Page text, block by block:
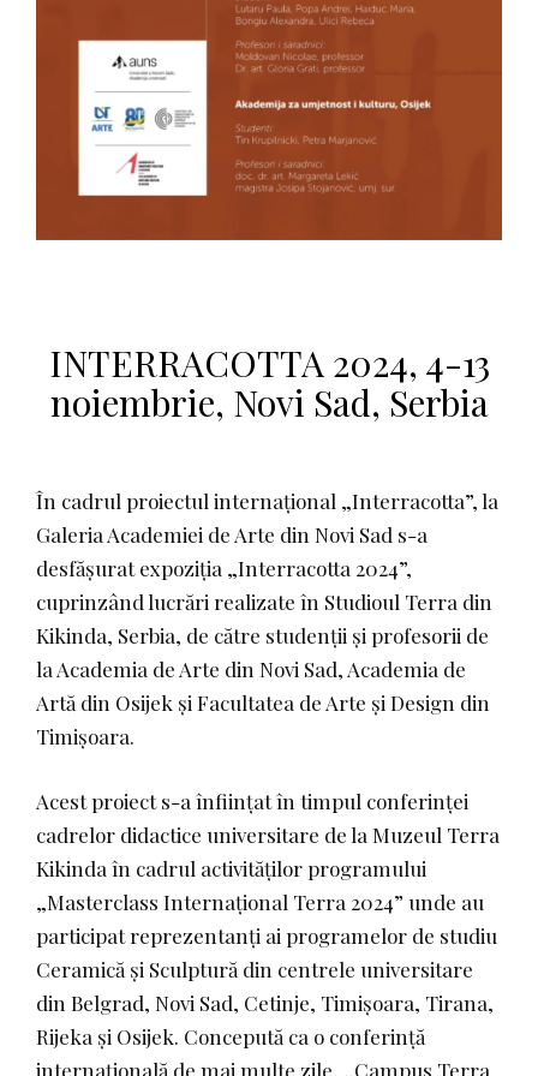
INTERRACOTTA 2024, 4-13
noiembrie, Novi Sad, Serbia
În cadrul proiectul internațional „Interracotta”, la
Galeria Academiei de Arte din Novi Sad s-a
desfășurat expoziția „Interracotta 2024”,
cuprinzând lucrări realizate în Studioul Terra din
Kikinda, Serbia, de către studenții și profesorii de
la Academia de Arte din Novi Sad, Academia de
Artă din Osijek și Facultatea de Arte și Design din
Timișoara.
Acest proiect s-a înființat în timpul conferinței
cadrelor didactice universitare de la Muzeul Terra
Kikinda în cadrul activităților programului
„Masterclass Internațional Terra 2024” unde au
participat reprezentanți ai programelor de studiu
Ceramică și Sculptură din centrele universitare
din Belgrad, Novi Sad, Cetinje, Timișoara, Tirana,
Rijeka și Osijek. Concepută ca o conferință
internațională de mai multe zile, „Campus Terra